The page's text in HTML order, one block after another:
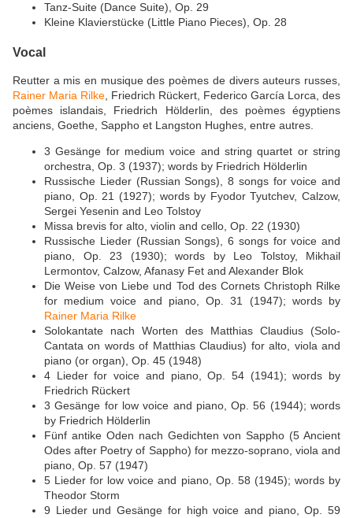
Tanz-Suite (Dance Suite), Op. 29
Kleine Klavierstücke (Little Piano Pieces), Op. 28
Vocal
Reutter a mis en musique des poèmes de divers auteurs russes,
Rainer Maria Rilke , Friedrich Rückert, Federico García Lorca, des
poèmes islandais, Friedrich Hölderlin, des poèmes égyptiens
anciens, Goethe, Sappho et Langston Hughes, entre autres.
3 Gesänge for medium voice and string quartet or string
orchestra, Op. 3 (1937); words by Friedrich Hölderlin
Russische Lieder (Russian Songs), 8 songs for voice and
piano, Op. 21 (1927); words by Fyodor Tyutchev, Calzow,
Sergei Yesenin and Leo Tolstoy
Missa brevis for alto, violin and cello, Op. 22 (1930)
Russische Lieder (Russian Songs), 6 songs for voice and
piano, Op. 23 (1930); words by Leo Tolstoy, Mikhail
Lermontov, Calzow, Afanasy Fet and Alexander Blok
Die Weise von Liebe und Tod des Cornets Christoph Rilke
for medium voice and piano, Op. 31 (1947); words by
Rainer Maria Rilke
Solokantate nach Worten des Matthias Claudius (Solo-
Cantata on words of Matthias Claudius) for alto, viola and
piano (or organ), Op. 45 (1948)
4 Lieder for voice and piano, Op. 54 (1941); words by
Friedrich Rückert
3 Gesänge for low voice and piano, Op. 56 (1944); words
by Friedrich Hölderlin
Fünf antike Oden nach Gedichten von Sappho (5 Ancient
Odes after Poetry of Sappho) for mezzo-soprano, viola and
piano, Op. 57 (1947)
5 Lieder for low voice and piano, Op. 58 (1945); words by
Theodor Storm
9 Lieder und Gesänge for high voice and piano, Op. 59